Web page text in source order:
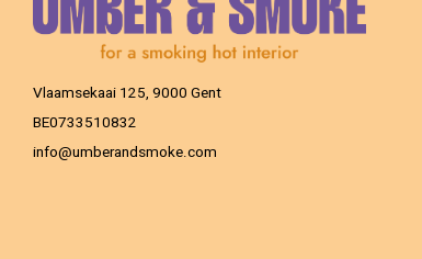
Vlaamsekaai 125, 9000 Gent
BE0733510832
info@umberandsmoke.com